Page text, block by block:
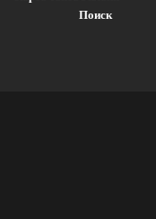
Поиск